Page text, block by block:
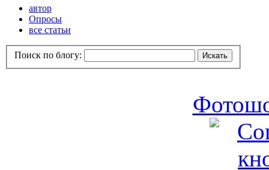
автор
Опросы
все статьи
Поиск по блогу: